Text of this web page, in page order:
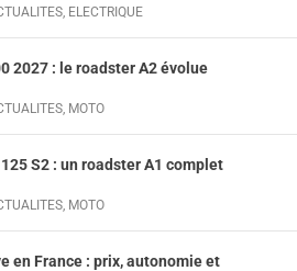
ELECTRIQUE
2027 : le roadster A2 évolue
MOTO
S2 : un roadster A1 complet
MOTO
en France : prix, autonomie et